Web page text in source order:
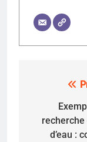
l’article
d’eau :